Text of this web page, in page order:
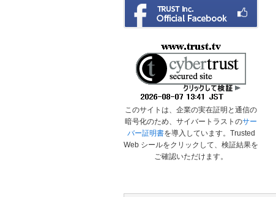
このサイトは、企業の実在証明と通信の
暗号化のため、サイバートラストのサー
バー証明書を導入しています。Trusted
Web シールをクリックして、検証結果を
ご確認いただけます。